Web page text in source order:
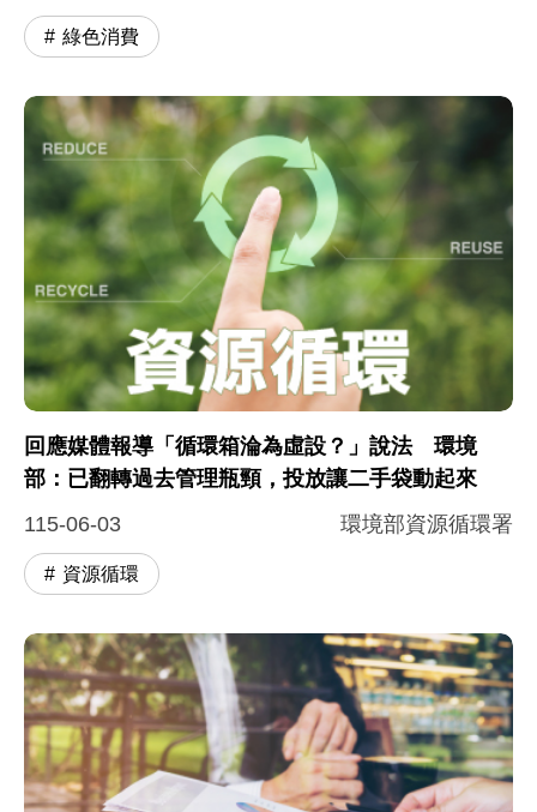
綠色消費
回應媒體報導「循環箱淪為虛設？」說法 環境
部：已翻轉過去管理瓶頸，投放讓二手袋動起來
115-06-03
環境部資源循環署
資源循環